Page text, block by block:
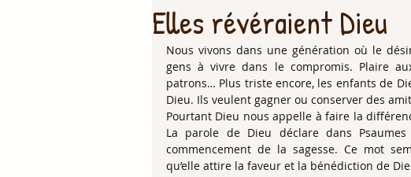
Elles révéraient Dieu
Nous vivons dans une génération où le
gens à vivre dans le compromis. Plaire
patrons… Plus triste encore, les enfants de
Dieu. Ils veulent gagner ou conserver des
Pourtant Dieu nous appelle à faire la
La parole de Dieu déclare dans
commencement de la sagesse. Ce mot
qu’elle attire la faveur et la bénédiction de